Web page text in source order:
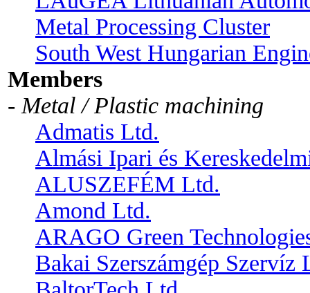
Metal Processing Cluster
South West Hungarian
Members
- Metal / Plastic machining
Admatis Ltd.
Almási Ipari és
ALUSZEFÉM Ltd.
Amond Ltd.
ARAGO Green
Bakai Szerszámgép Szervíz